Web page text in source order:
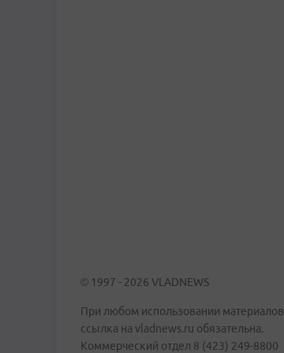
© 1997 - 2026 VLADNEWS
При любом использовании материалов
ссылка на vladnews.ru обязательна.
Коммерческий отдел 8 (423) 249-8800